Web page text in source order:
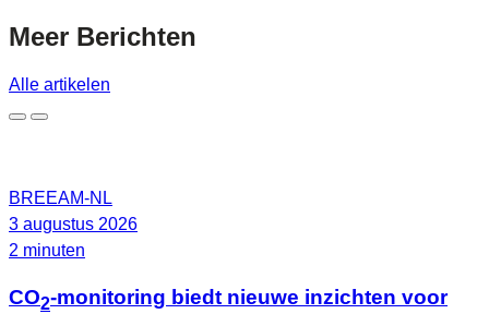
Meer Berichten
Alle artikelen
BREEAM-NL
3 augustus 2026
2 minuten
CO2-monitoring biedt nieuwe inzichten voor